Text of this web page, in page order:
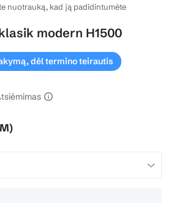
nuotrauką, kad ją padidintumėte
modern H1500
dėl termino teirautis